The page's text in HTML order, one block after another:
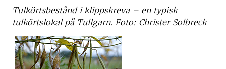
Tulkörtsbestånd i klippskreva – en typisk
tulkörtslokal på Tullgarn. Foto: Christer Solbreck